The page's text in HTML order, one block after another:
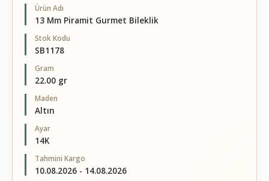
Ürün Adı
13 Mm Piramit Gurmet Bileklik
Stok Kodu
SB1178
Gram
22.00 gr
Maden
Altın
Ayar
14K
Tahmini Kargo
10.08.2026 - 14.08.2026